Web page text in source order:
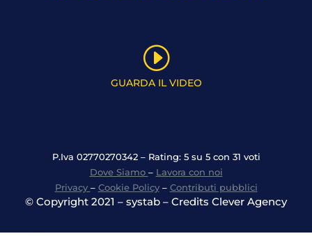
I
GUARDA IL VIDEO
P.Iva 02770270342 – Rating: 5 su 5 con 31 voti
Dove Siamo – Lavora con noi
Privacy – Cookie Policy– Contributi pubblici
© Copyright 2021 – systab – Credits Clever Agency